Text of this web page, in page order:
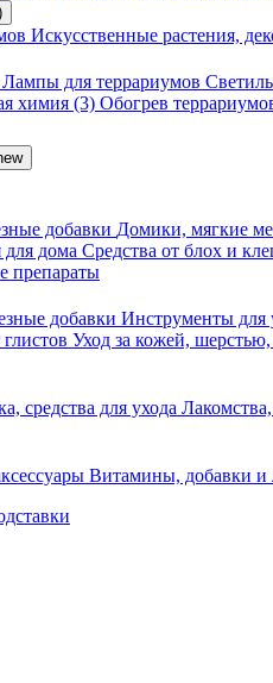
Искусственные растения,
Лампы для террариумов
химия (3) Обогрев
добавки Домики, мягкие
дома Средства от блох и
препараты
добавки Инструменты для
Уход за кожей,
средства для ухода
Витамины, добавки и